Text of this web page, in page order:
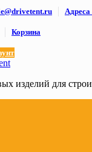
Адреса
Корзина
изделий для